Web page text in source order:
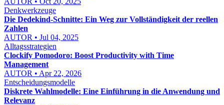
Denkwerkzeuge
Die Dedekind-Schnitte: Ein Weg zur Vollständigkeit der reellen
Zahlen
AUTOR • Jul 04, 2025
Alltagsstrategien
Clockify Pomodoro: Boost Productivity with Time
Management
AUTOR • Apr 22, 2026
Entscheidungsmodelle
Diskrete Wahlmodelle: Eine Einführung in die Anwendung und
Relevanz